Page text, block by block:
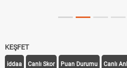
KEŞFET
iddaa Canlı Skor Puan Durumu Canlı